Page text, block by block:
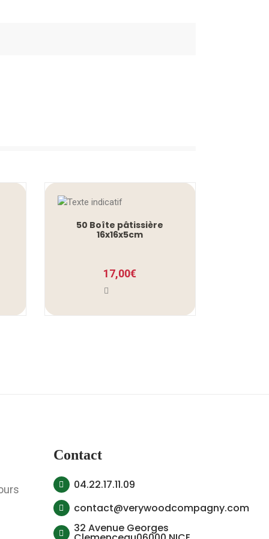
50 Boîte pâtissière
16x16x5cm
17,00€
Contact
04.22.17.11.09
contact@verywoodcompagny.com
32 Avenue Georges